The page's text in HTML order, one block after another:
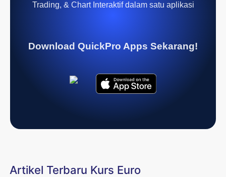
Trading, & Chart Interaktif dalam satu aplikasi
Download QuickPro Apps Sekarang!
Artikel Terbaru Kurs Euro